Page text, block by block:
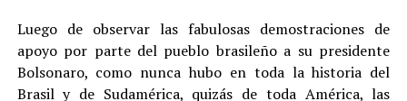
Luego de observar las fabulosas demostraciones de
apoyo por parte del pueblo brasileño a su presidente
Bolsonaro, como nunca hubo en toda la historia del
Brasil y de Sudamérica, quizás de toda América, las